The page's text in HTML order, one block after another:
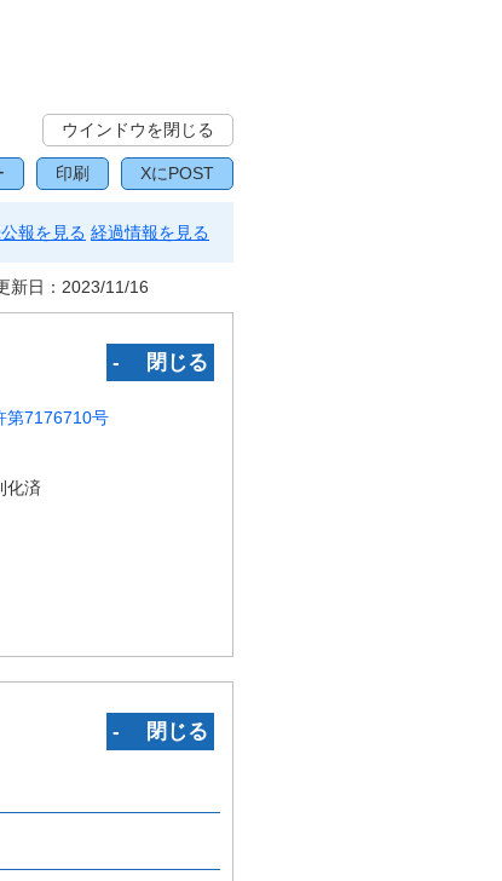
ウインドウを閉じる
印刷 XにPOST
報を見る 経過情報を見る
新日： 2023/11/16
‐ 閉じる
第7176710号
化済
‐ 閉じる